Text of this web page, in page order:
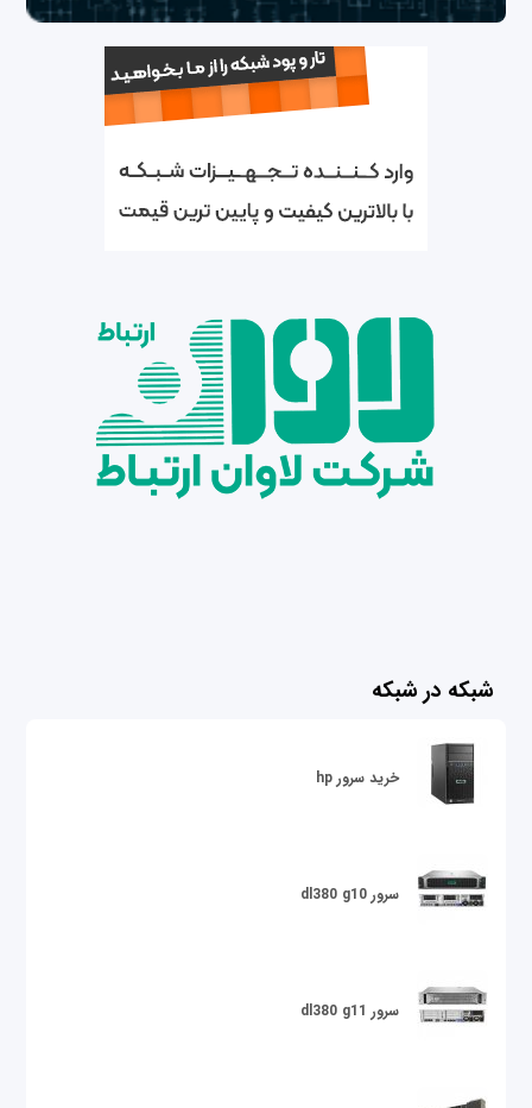
شبکه در شبکه
خرید سرور hp
سرور dl380 g10
سرور dl380 g11